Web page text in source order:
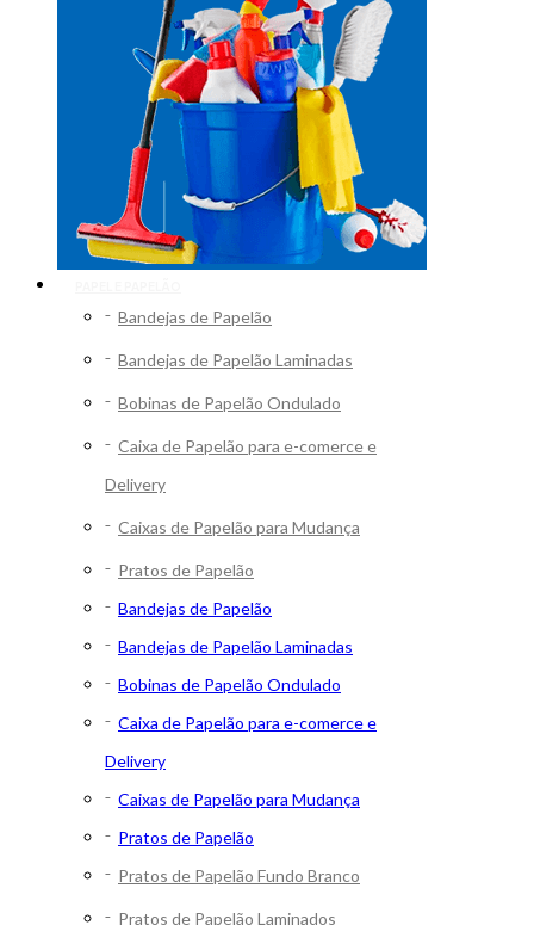
Bandejas de Papelão
Bandejas de Papelão Laminadas
Bobinas de Papelão Ondulado
Caixa de Papelão para e-comerce e
Delivery
Caixas de Papelão para Mudança
Pratos de Papelão
Bandejas de Papelão
Bandejas de Papelão Laminadas
Bobinas de Papelão Ondulado
Caixa de Papelão para e-comerce e
Delivery
Caixas de Papelão para Mudança
Pratos de Papelão
Pratos de Papelão Fundo Branco
Pratos de Papelão Laminados